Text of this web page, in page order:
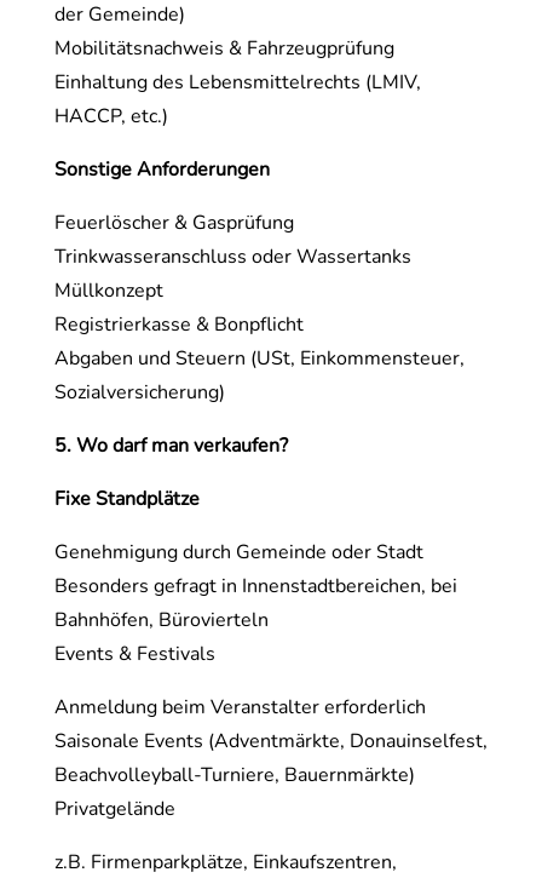
der Gemeinde)
Mobilitätsnachweis & Fahrzeugprüfung
Einhaltung des Lebensmittelrechts (LMIV,
HACCP, etc.)
Sonstige Anforderungen
Feuerlöscher & Gasprüfung
Trinkwasseranschluss oder Wassertanks
Müllkonzept
Registrierkasse & Bonpflicht
Abgaben und Steuern (USt, Einkommensteuer,
Sozialversicherung)
5. Wo darf man verkaufen?
Fixe Standplätze
Genehmigung durch Gemeinde oder Stadt
Besonders gefragt in Innenstadtbereichen, bei
Bahnhöfen, Bürovierteln
Events & Festivals
Anmeldung beim Veranstalter erforderlich
Saisonale Events (Adventmärkte, Donauinselfest,
Beachvolleyball-Turniere, Bauernmärkte)
Privatgelände
z.B. Firmenparkplätze, Einkaufszentren,